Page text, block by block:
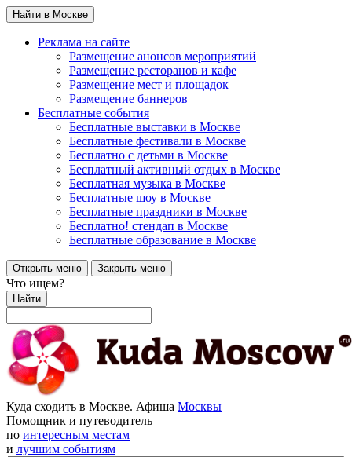
Найти в Москве
Реклама на сайте
Размещение анонсов мероприятий
Размещение ресторанов и кафе
Размещение мест и площадок
Размещение баннеров
Бесплатные события
Бесплатные выставки в Москве
Бесплатные фестивали в Москве
Бесплатно с детьми в Москве
Бесплатный активный отдых в Москве
Бесплатная музыка в Москве
Бесплатные шоу в Москве
Бесплатные праздники в Москве
Бесплатно! стендап в Москве
Бесплатные образование в Москве
Открыть меню Закрыть меню
Что ищем?
Найти
Куда сходить в Москве. Афиша Москвы
Помощник и путеводитель
по интересным местам
и лучшим событиям